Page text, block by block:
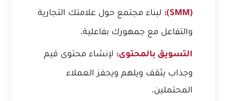
(SMM):
لبناء مجتمع حول علامتك التجارية
والتفاعل مع جمهورك بفاعلية.
التسويق بالمحتوى: لإنشاء محتوى قيم
وجذاب يثقف ويلهم ويحفز العملاء
المحتملين.